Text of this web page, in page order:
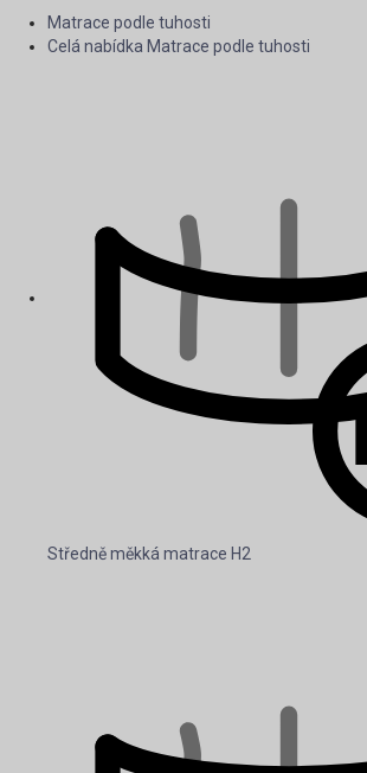
Matrace podle tuhosti
Celá nabídka Matrace podle tuhosti
Středně měkká matrace H2